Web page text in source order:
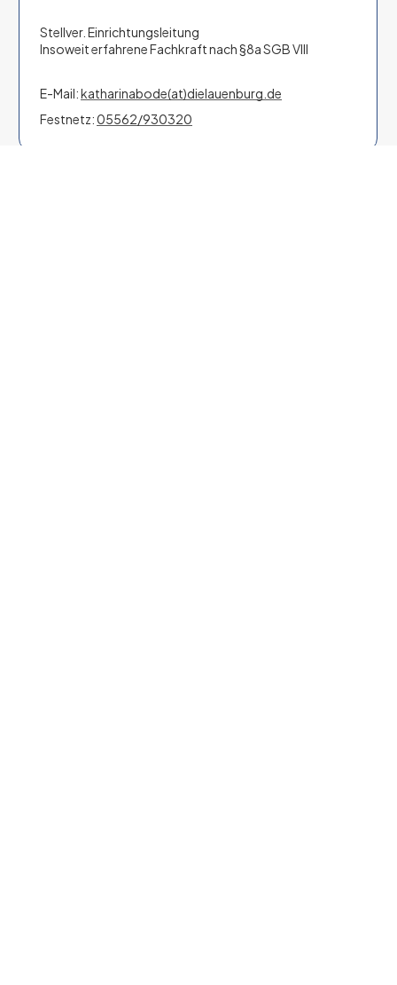
Stellver. Einrichtungsleitung
Insoweit erfahrene Fachkraft nach §8a SGB VIII
E-Mail:katharinabode(at)dielauenburg.de
Festnetz:05562/930320